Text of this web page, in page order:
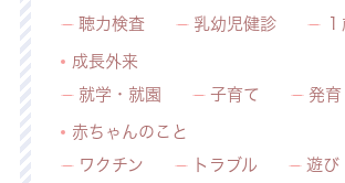
聴力検査
乳幼児健診
成長外来
就学・就園
子育て 発育
赤ちゃんのこと
ワクチン
トラブル 遊び